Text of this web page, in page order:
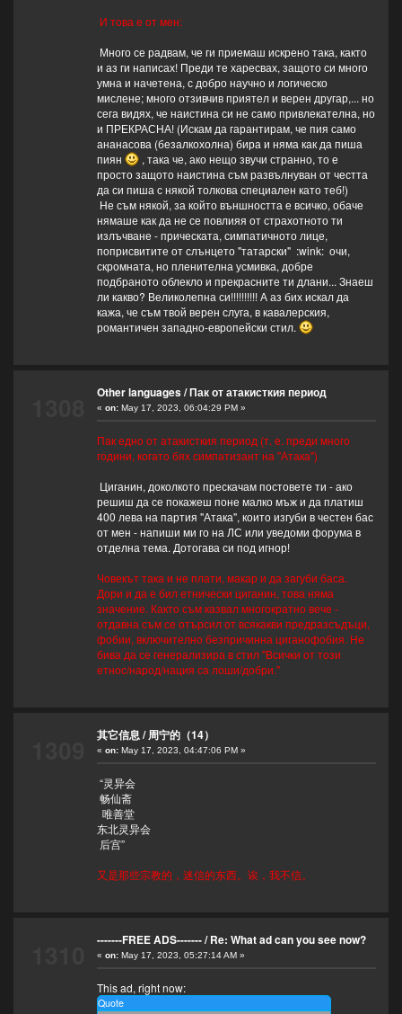
И това е от мен:
Много се радвам, че ги приемаш искрено така, както
и аз ги написах! Преди те харесвах, защото си много
умна и начетена, с добро научно и логическо
мислене; много отзивчив приятел и верен другар,... но
сега видях, че наистина си не само привлекателна, но
и ПРЕКРАСНА! (Искам да гарантирам, че пия само
ананасова (безалкохолна) бира и няма как да пиша
пиян
, така че, ако нещо звучи странно, то е
просто защото наистина съм развълнуван от честта
да си пиша с някой толкова специален като теб!)
Не съм някой, за който външността е всичко, обаче
нямаше как да не се повлияя от страхотното ти
излъчване - прическата, симпатичното лице,
поприсвитите от слънцето "татарски" :wink: очи,
скромната, но пленителна усмивка, добре
подбраното облекло и прекрасните ти длани... Знаеш
ли какво? Великолепна си!!!!!!!!!! А аз бих искал да
кажа, че съм твой верен слуга, в кавалерския,
романтичен западно-европейски стил.
Other languages/Пак от атакисткия период
« on:May 17, 2023, 06:04:29 PM »
Пак едно от атакисткия период (т. е. преди много
години, когато бях симпатизант на "Атака")
Циганин, доколкото прескачам постовете ти - ако
решиш да се покажеш поне малко мъж и да платиш
400 лева на партия "Атака", които изгуби в честен бас
от мен - напиши ми го на ЛС или уведоми форума в
отделна тема. Дотогава си под игнор!
Човекът така и не плати, макар и да загуби баса.
Дори и да е бил етнически циганин, това няма
значение. Както съм казвал многократно вече -
отдавна съм се отърсил от всякакви предразсъдъци,
фобии, включително безпричинна циганофобия. Не
бива да се генерализира в стил "Всички от този
етнос/народ/нация са лоши/добри."
其它信息/周宁的（14）
« on:May 17, 2023, 04:47:06 PM »
“灵异会
畅仙斋
唯善堂
东北灵异会
后宫”
又是那些宗教的，迷信的东西。诶，我不信。
-------FREE ADS-------/Re: What ad can you see now?
« on:May 17, 2023, 05:27:14 AM »
This ad, right now:
Quote